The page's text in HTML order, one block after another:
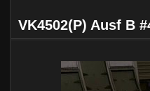
VK4502(P) Ausf B